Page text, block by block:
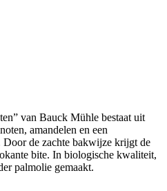
van Bauck Mühle bestaat uit
amandelen en een
de zachte bakwijze krijgt de
bite. In biologische kwaliteit,
palmolie gemaakt.